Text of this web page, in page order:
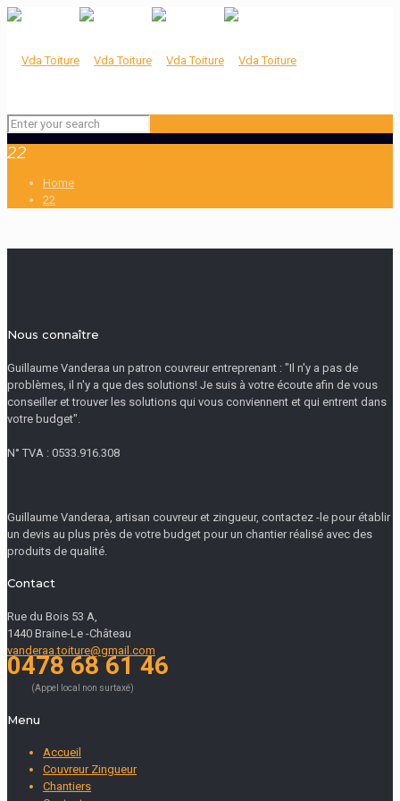
22
Home
22
Nous connaître
Guillaume Vanderaa un patron couvreur entreprenant : "Il n'y a pas de
problèmes, il n'y a que des solutions! Je suis à votre écoute afin de vous
conseiller et trouver les solutions qui vous conviennent et qui entrent dans
votre budget".
N° TVA : 0533.916.308
Guillaume Vanderaa, artisan couvreur et zingueur, contactez -le pour établir
un devis au plus près de votre budget pour un chantier réalisé avec des
produits de qualité.
Contact
Rue du Bois 53 A,
1440 Braine-Le -Château
vanderaa.toiture@gmail.com
0478 68 61 46
(Appel local non surtaxé)
Menu
Accueil
Couvreur Zingueur
Chantiers